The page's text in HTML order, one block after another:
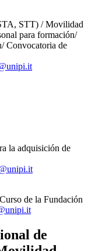
STT) / Movilidad
para formación/
Convocatoria de
la adquisición de
de la Fundación
de